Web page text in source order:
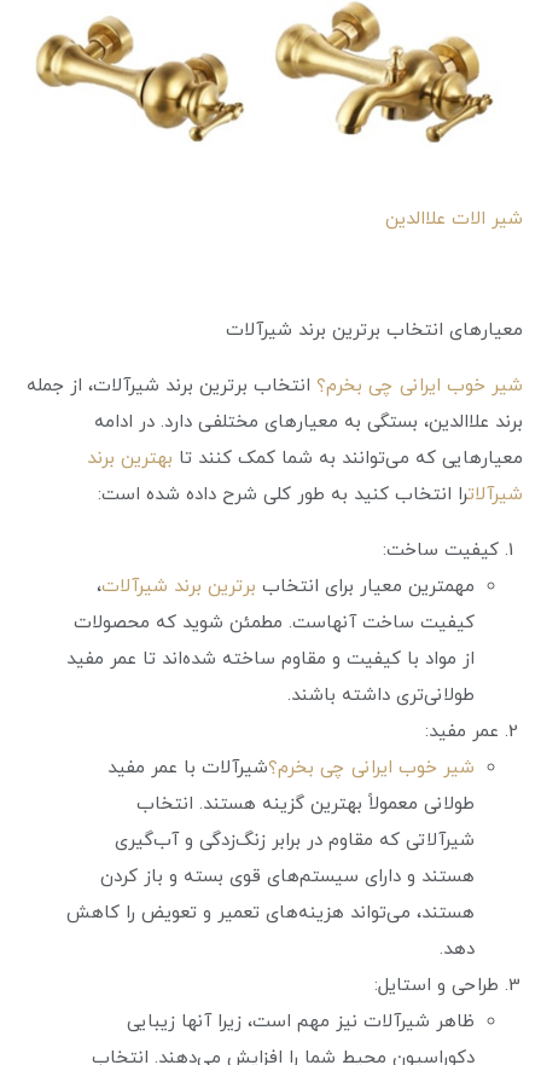
شیر الات علاالدین
معیارهای انتخاب برترین برند شیرآلات
شیر خوب ایرانی چی بخرم؟ انتخاب برترین برند شیرآلات، از جمله
برند علاالدین، بستگی به معیارهای مختلفی دارد. در ادامه
معیارهایی که می‌توانند به شما کمک کنند تا بهترین برند
شیرآلاترا انتخاب کنید به طور کلی شرح داده شده است:
کیفیت ساخت:
مهمترین معیار برای انتخاب برترین برند شیرآلات،
کیفیت ساخت آنهاست. مطمئن شوید که محصولات
از مواد با کیفیت و مقاوم ساخته شده‌اند تا عمر مفید
طولانی‌تری داشته باشند.
عمر مفید:
شیر خوب ایرانی چی بخرم؟شیرآلات با عمر مفید
طولانی معمولاً بهترین گزینه هستند. انتخاب
شیرآلاتی که مقاوم در برابر زنگ‌زدگی و آب‌گیری
هستند و دارای سیستم‌های قوی بسته و باز کردن
هستند، می‌تواند هزینه‌های تعمیر و تعویض را کاهش
دهد.
طراحی و استایل:
ظاهر شیرآلات نیز مهم است، زیرا آنها زیبایی
دکوراسیون محیط شما را افزایش می‌دهند. انتخاب